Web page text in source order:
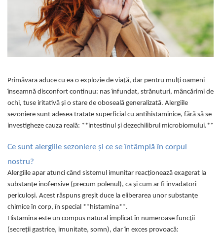
Piele, păr & unghii
Tranzit intestinal
Colesterol & tensiune
Performanta sportiva
Sanatate Orala
Alergii
Anti Intepaturi
Îngrijirea Tenului
Creme de față
Seruri
Creme cu SPF
Demachiante
Ape micelare
Tonere
Măști pentru față
Exfoliante
Balsam buze
Îngrijirea Corpului
Creme de corp
Loțiuni
Unturi de corp
Uleiuri de corp
Geluri de duș
Creatina
Curcumin (Turmeric)
Fibre
Fier
Ginkgo biloba
Ginseng
Glucozamina
Glutation
L-Arginina
L-Carnitina
Zinc Bisglicinat
Primăvara aduce cu ea o explozie de viață, dar pentru mulți oameni
înseamnă disconfort continuu: nas înfundat, strănuturi, mâncărimi de
ochi, tuse iritativă și o stare de oboseală generalizată. Alergiile
sezoniere sunt adesea tratate superficial cu antihistaminice, fără să se
investigheze cauza reală: **intestinul și dezechilibrul microbiomului.**
Ce sunt alergiile sezoniere și ce se întâmplă în corpul
nostru?
Alergiile apar atunci când sistemul imunitar reacționează exagerat la
substanțe inofensive (precum polenul), ca și cum ar fi invadatori
periculoși. Acest răspuns greșit duce la eliberarea unor substanțe
chimice în corp, în special **histamina**.
Histamina este un compus natural implicat în numeroase funcții
(secreții gastrice, imunitate, somn), dar în exces provoacă: